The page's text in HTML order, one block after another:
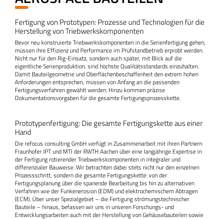
Fertigung von Prototypen: Prozesse und Technologien für die
Herstellung von Triebwerkskomponenten
Bevor neu konstruierte Triebwerkskomponenten in die Serienfertigung gehen,
müssen ihre Effizienz und Performance im Prüfstandbetrieb erprobt werden.
Nicht nur für den Rig-Einsatz, sondern auch später, mit Blick auf die
eigentliche Serienproduktion, sind höchste Qualitätsstandards einzuhalten.
Damit Bauteilgeometrie und Oberflächenbeschaffenheit den extrem hohen
Anforderungen entsprechen, müssen von Anfang an die passenden
Fertigungsverfahren gewählt werden. Hinzu kommen präzise
Dokumentationsvorgaben für die gesamte Fertigungsprozesskette.
Prototypenfertigung: Die gesamte Fertigungskette aus einer
Hand
Die refocus consulting GmbH verfügt in Zusammenarbeit mit ihren Partnern
Fraunhofer IPT und MTI der RWTH Aachen über eine langjährige Expertise in
der Fertigung rotierender Triebwerkskomponenten in integraler und
differenzialer Bauweise. Wir betrachten dabei stets nicht nur den einzelnen
Prozessschritt, sondern die gesamte Fertigungskette: von der
Fertigungsplanung über die spanende Bearbeitung bis hin zu alternativen
Verfahren wie der Funkenerosion (EDM) und elektrochemischem Abtragen
(ECM). Über unser Spezialgebiet – die Fertigung strömungstechnischer
Bauteile – hinaus, befassen wir uns in unseren Forschungs- und
Entwicklungsarbeiten auch mit der Herstellung von Gehäusebauteilen sowie